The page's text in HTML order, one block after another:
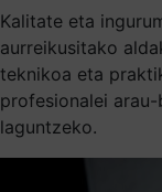
Kalitate eta
aurreikusitako
teknikoa eta
profesionalei
laguntzeko.